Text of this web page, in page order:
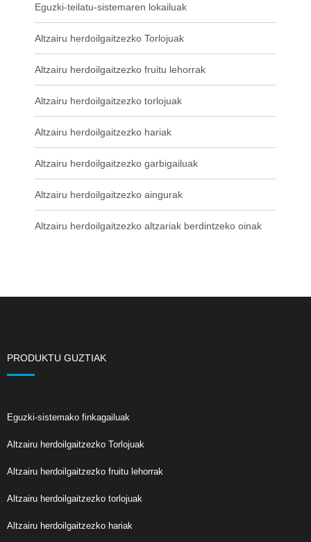
Eguzki-teilatu-sistemaren lokailuak
Altzairu herdoilgaitzezko Torlojuak
Altzairu herdoilgaitzezko fruitu lehorrak
Altzairu herdoilgaitzezko torlojuak
Altzairu herdoilgaitzezko hariak
Altzairu herdoilgaitzezko garbigailuak
Altzairu herdoilgaitzezko aingurak
Altzairu herdoilgaitzezko altzariak berdintzeko oinak
PRODUKTU GUZTIAK
Eguzki-sistemako finkagailuak
Altzairu herdoilgaitzezko Torlojuak
Altzairu herdoilgaitzezko fruitu lehorrak
Altzairu herdoilgaitzezko torlojuak
Altzairu herdoilgaitzezko hariak